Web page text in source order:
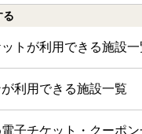
る
トが利用できる施設一
利用できる施設一覧
子チケット・クーポン